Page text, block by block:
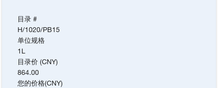
目录 #
H/1020/PB15
单位规格
1L
目录价 (CNY)
864.00
您的价格(CNY)